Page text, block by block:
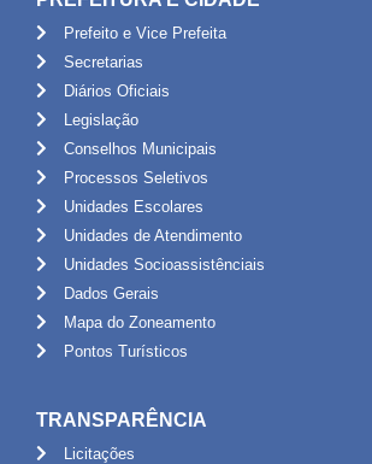
Prefeito e Vice Prefeita
Secretarias
Diários Oficiais
Legislação
Conselhos Municipais
Processos Seletivos
Unidades Escolares
Unidades de Atendimento
Unidades Socioassistênciais
Dados Gerais
Mapa do Zoneamento
Pontos Turísticos
TRANSPARÊNCIA
Licitações